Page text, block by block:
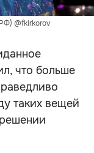
@fkirkorov
что больше
таких вещей